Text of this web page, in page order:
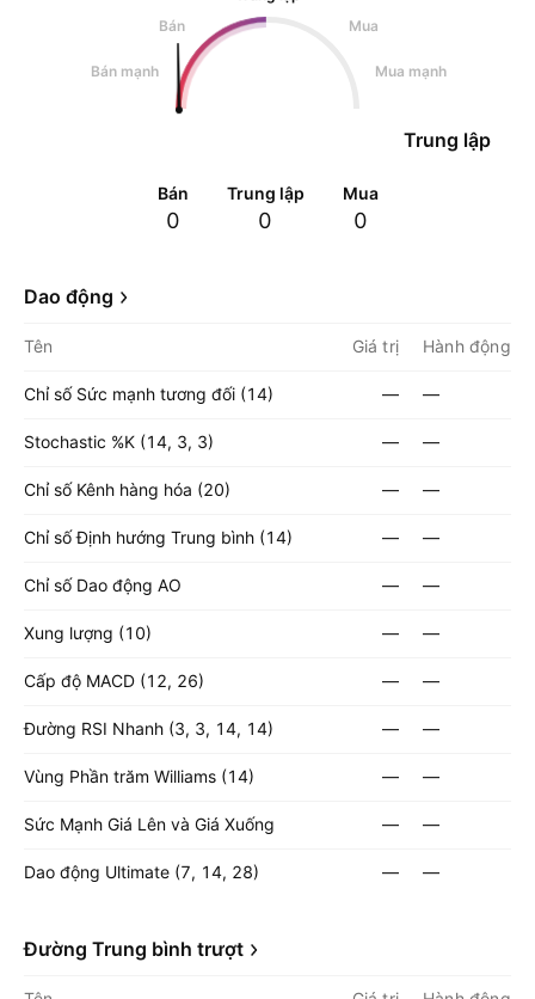
Bán
Mua
Bán mạnh Mua mạnh
Trung lập
Bán
0
Trung lập
0
Mua
0
Dao động
Tên Giá trị Hành động
Chỉ số Sức mạnh tương đối (14) — —
Stochastic %K (14, 3, 3) — —
Chỉ số Kênh hàng hóa (20) — —
Chỉ số Định hướng Trung bình (14) — —
Chỉ số Dao động AO — —
Xung lượng (10) — —
Cấp độ MACD (12, 26) — —
Đường RSI Nhanh (3, 3, 14, 14) — —
Vùng Phần trăm Williams (14) — —
Sức Mạnh Giá Lên và Giá Xuống — —
Dao động Ultimate (7, 14, 28) — —
Đường Trung bình trượt